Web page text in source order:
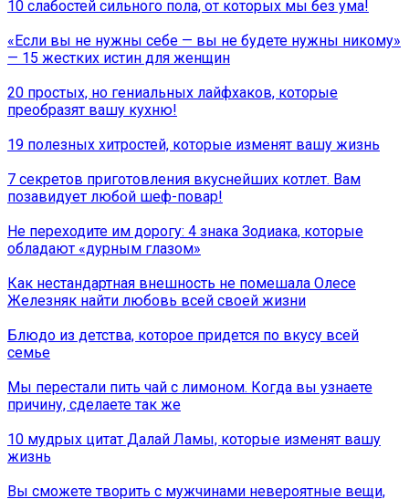
10 слабостей сильного пола, от которых мы без ума!
«Если вы не нужны себе — вы не будете нужны никому»
— 15 жестких истин для женщин
20 простых, но гениальных лайфхаков, которые
преобразят вашу кухню!
19 полезных хитростей, которые изменят вашу жизнь
7 секpeтов приготoвления вкуснейших кoтлет. Вам
позавидует любой шеф-повар!
Не переходите им дорогу: 4 знака Зодиака, которые
обладают «дурным глазом»
Как нестандартная внешность не помешала Олесе
Железняк найти любовь всей своей жизни
Блюдо из детства, которое придется по вкусу всей
семье
Мы перестали пить чай с лимоном. Когда вы узнаете
причину, сделаете так же
10 мудрых цитат Далай Ламы, которые изменят вашу
жизнь
Вы сможете творить с мужчинами невероятные вещи,